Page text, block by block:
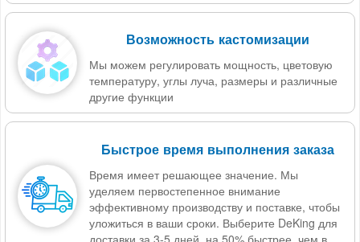
Возможность кастомизации
Мы можем регулировать мощность, цветовую
температуру, углы луча, размеры и различные
другие функции
Быстрое время выполнения заказа
Время имеет решающее значение. Мы
уделяем первостепенное внимание
эффективному производству и поставке, чтобы
уложиться в ваши сроки. Выберите DeKing для
доставки за 3-5 дней, на 50% быстрее, чем в